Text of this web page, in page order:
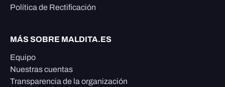
Política de Rectificación
MÁS SOBRE MALDITA.ES
Equipo
Nuestras cuentas
Transparencia de la organización